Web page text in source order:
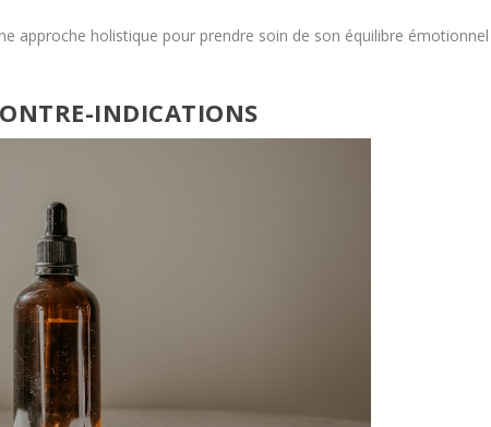
approche holistique pour prendre soin de son équilibre émotionnel
INDICATIONS